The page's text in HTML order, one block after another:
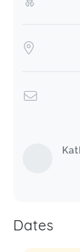
Dates